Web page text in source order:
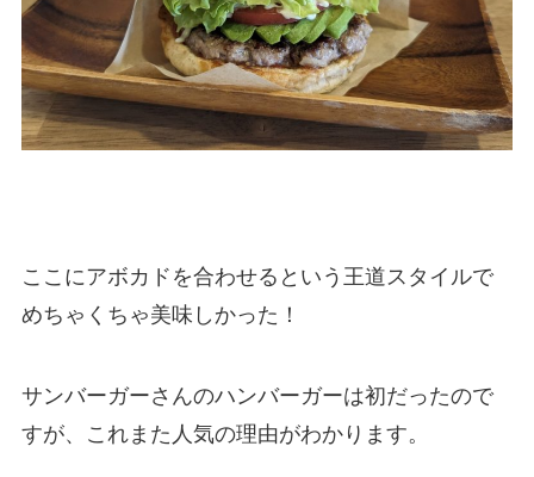
ここにアボカドを合わせるという王道スタイルで
めちゃくちゃ美味しかった！
サンバーガーさんのハンバーガーは初だったので
すが、これまた人気の理由がわかります。